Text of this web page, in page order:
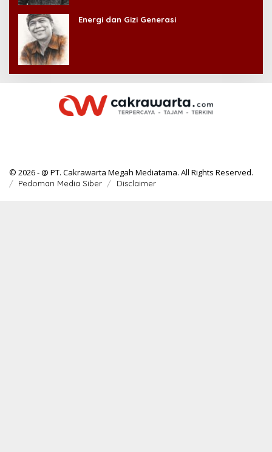
Energi dan Gizi Generasi
© 2026 - @ PT. Cakrawarta Megah Mediatama. All Rights Reserved.
Pedoman Media Siber Disclaimer